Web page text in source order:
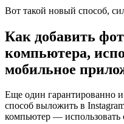
Вот такой новый способ,
Как добавить
компьютера,
мобильное
Еще один гарантированно
способ выложить в
компьютер —